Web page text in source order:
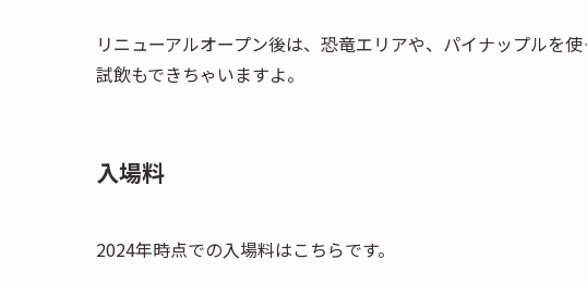
リニューアルオープン後は、恐竜エリアや、パイナップルを
試飲もできちゃいますよ。
入場料
2024年時点での入場料はこちらです。